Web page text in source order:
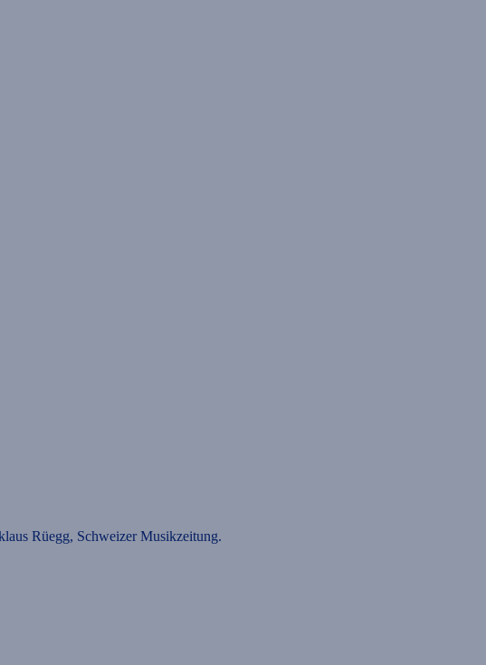
Rüegg, Schweizer Musikzeitung.